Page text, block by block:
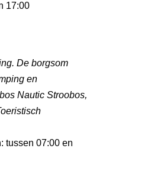
17:00
De borgsom
en
Nautic Stroobos,
: tussen 07:00 en